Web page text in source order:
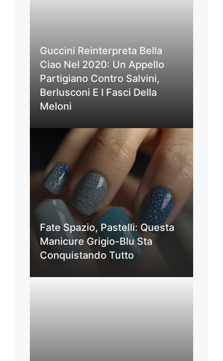
Guccini Reinterpreta Bella
Ciao Nel 2020: Un Appello
Partigiano Contro Salvini,
Berlusconi E I Fasci Della
Meloni
Fate Spazio, Pastelli: Questa
Manicure Grigio-Blu Sta
Conquistando Tutto